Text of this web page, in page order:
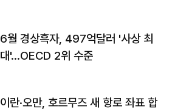
6월 경상흑자, 497억달러 '사상 최
대'…OECD 2위 수준
이란·오만, 호르무즈 새 항로 좌표 합